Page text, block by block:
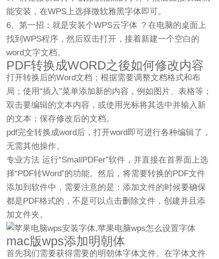
能安装，在WPS上选择微软雅黑字体即可。
6、第一招：就是安装个WPS云字体 ？在电脑的桌面上
找到WPS程序，然后双击打开，接着新建一个空白的
word文字文档。
PDF转换成WORD之後如何修改内容
打开转换后的Word文档；根据需要调整文档格式和布
局；使用“插入”菜单添加新的内容，例如图片、表格等；
双击要编辑的文本内容，或使用光标将其选中并输入新
的文本；保存修改后的文档。
pdf完全转换成word后，打开word即可进行各种编辑了，
无需其他操作。
专业方法 运行“SmallPDFer”软件，并直接在首界面上选
择“PDF转Word”的功能。然后，将需要转换的PDF文件
添加到软件中，需要注意的是：添加文件的时候要确保
都是PDF格式的，不是可以点击删除文件，创建并且添
加文件夹。
mac版wps添加明朝体
首先我们需要获得需要的明朝体字体文件。在字体文件